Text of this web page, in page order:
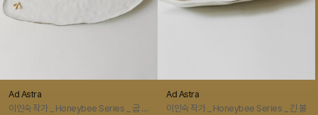
Ad Astra
이인숙 작가 _ Honeybee Series _ 굽 접시 대
Ad Astra
이인숙 작가 _ Honeybee Series _ 긴 볼